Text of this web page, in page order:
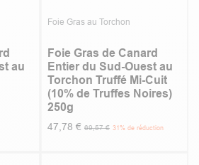
au
Foie Gras au Torchon
Foie Gras de Canard
Entier du Sud-Ouest au
Torchon Truffé Mi-Cuit
(10% de Truffes Noires)
250g
47,78 € 69,57€ 31% de réduction